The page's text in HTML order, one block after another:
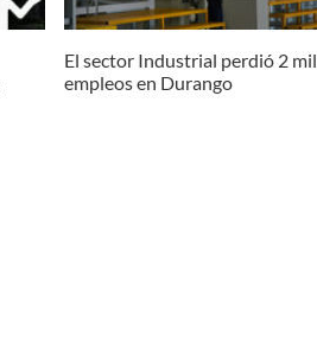
El sector Industrial perdió 2 mil
empleos en Durango